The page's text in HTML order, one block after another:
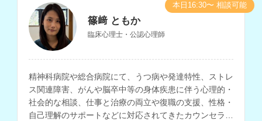
篠﨑 ともか
臨床心理士・公認心理師
精神科病院や総合病院にて、うつ病や発達特性、ストレ
ス関連障害、がんや脳卒中等の身体疾患に伴う心理的・
社会的な相談、仕事と治療の両立や復職の支援、性格・
自己理解のサポートなどに対応されてきたカウンセラー
本日16:30〜 相談可能